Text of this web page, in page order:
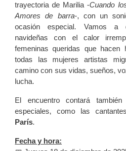
trayectoria de Marilia -Cuando
Amores de barra-, con un
ocasión especial. Vamos a
navideñas con el calor
femeninas queridas que
todas las mujeres artistas
camino con sus vidas, sueños,
lucha.
El encuentro contará
especiales, como las cantantes
París.
Fecha y hora: